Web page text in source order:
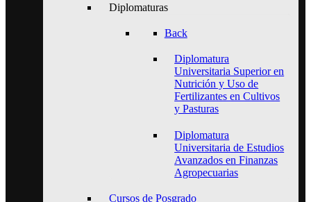
Diplomaturas
Back
Diplomatura
Universitaria Superior en
Nutrición y Uso de
Fertilizantes en Cultivos
y Pasturas
Diplomatura
Universitaria de Estudios
Avanzados en Finanzas
Agropecuarias
Cursos de Posgrado